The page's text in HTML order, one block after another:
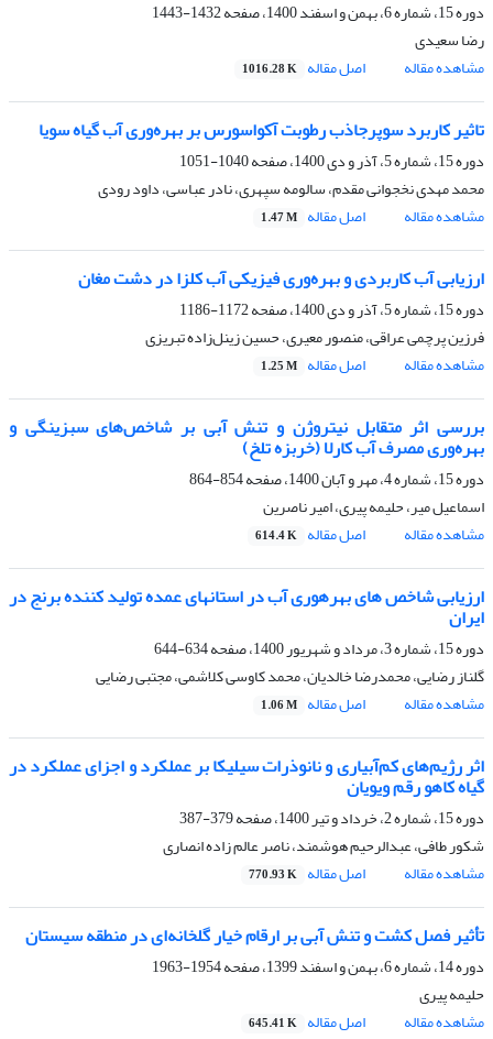
دوره 15، شماره 6، بهمن و اسفند 1400، صفحه
1432-1443
رضا سعیدی
مشاهده مقاله
اصل مقاله 1016.28 K
تاثیر کاربرد سوپرجاذب رطوبت آکواسورس بر بهره‌وری آب گیاه سویا
دوره 15، شماره 5، آذر و دی 1400، صفحه
1040-1051
محمد مهدی نخجوانی مقدم، سالومه سپهری، نادر عباسی، داود رودی
مشاهده مقاله
اصل مقاله 1.47 M
ارزیابی آب کاربردی و بهره‌وری فیزیکی آب کلزا در دشت مغان
دوره 15، شماره 5، آذر و دی 1400، صفحه
1172-1186
فرزین پرچمی عراقی، منصور معیری، حسین زینل‌زاده تبریزی
مشاهده مقاله
اصل مقاله 1.25 M
بررسی اثر متقابل نیتروژن و تنش آبی بر شاخص‌های سبزینگی و
بهره‌وری مصرف آب کارلا (خربزه تلخ)
دوره 15، شماره 4، مهر و آبان 1400، صفحه
854-864
اسماعیل میر، حلیمه پیری، امیر ناصرین
مشاهده مقاله
اصل مقاله 614.4 K
ارزیابی شاخص های بهره‎وری آب در استان‎های عمده تولید کننده برنج در
ایران
دوره 15، شماره 3، مرداد و شهریور 1400، صفحه
634-644
گلناز رضایی، محمدرضا خالدیان، محمد کاوسی کلاشمی، مجتبی رضایی
مشاهده مقاله
اصل مقاله 1.06 M
اثر رژیم‌های کم‌آبیاری و نانوذرات سیلیکا بر عملکرد و اجزای عملکرد در
گیاه کاهو رقم ویویان
دوره 15، شماره 2، خرداد و تیر 1400، صفحه
379-387
شکور طافی، عبدالرحیم هوشمند، ناصر عالم زاده انصاری
مشاهده مقاله
اصل مقاله 770.93 K
تأثیر فصل کشت و تنش آبی بر ارقام خیار گلخانه‌ای در منطقه سیستان
دوره 14، شماره 6، بهمن و اسفند 1399، صفحه
1954-1963
حلیمه پیری
مشاهده مقاله
اصل مقاله 645.41 K